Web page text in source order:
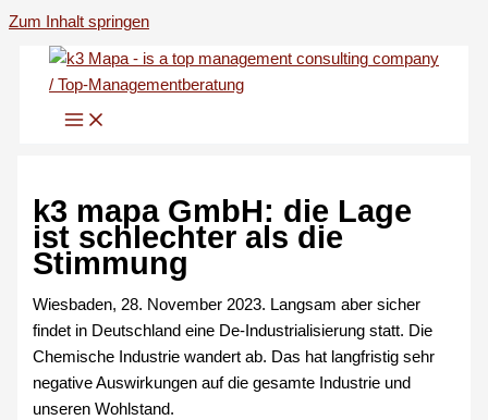
Zum Inhalt springen
k3 mapa GmbH: die Lage
ist schlechter als die
Stimmung
Wiesbaden, 28. November 2023. Langsam aber sicher
findet in Deutschland eine De-Industrialisierung statt. Die
Chemische Industrie wandert ab. Das hat langfristig sehr
negative Auswirkungen auf die gesamte Industrie und
unseren Wohlstand.